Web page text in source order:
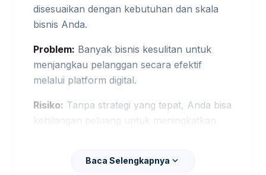
disesuaikan dengan kebutuhan dan skala
bisnis Anda.
Problem: Banyak bisnis kesulitan untuk
menjangkau pelanggan secara efektif
melalui platform digital.
Risiko: Tanpa strategi yang tepat, Anda bisa
kehilangan peluang untuk meningkatkan
membantu pembaca menjaga brief tetap
Baca Selengkapnya expand_more